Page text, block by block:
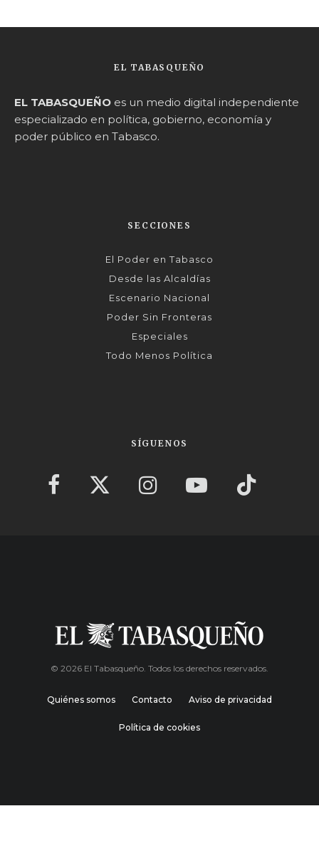
EL TABASQUEÑO
EL TABASQUEÑO es un medio digital independiente
especializado en política, gobierno, economía y
poder público en Tabasco.
SECCIONES
El Poder en Tabasco
Desde las Alcaldías
Escenario Nacional
Poder Sin Fronteras
Especiales
Todo Menos Política
SÍGUENOS
© 2026 El Tabasqueño. Todos los derechos reservados.
Quiénes somos Contacto Aviso de privacidad
Política de cookies